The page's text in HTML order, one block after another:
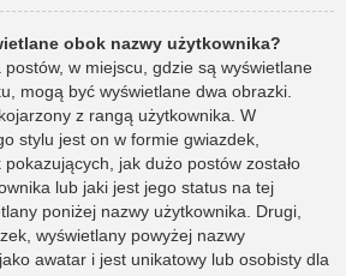
obok nazwy użytkownika?
w miejscu, gdzie są wyświetlane
mogą być wyświetlane dwa obrazki.
z rangą użytkownika. W
stylu jest on w formie gwiazdek,
jak dużo postów zostało
lub jaki jest jego status na tej
poniżej nazwy użytkownika. Drugi,
wyświetlany powyżej nazwy
awatar i jest unikatowy lub osobisty dla